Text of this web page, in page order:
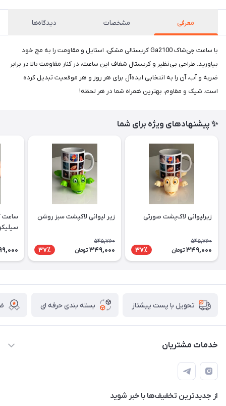
معرفی مشخصات دیدگاه‌ها
با ساعت جی‌شاک Ga2100 کریستالی مشکی، استایل و مقاومت را به مچ خود
بیاورید. طراحی بی‌نظیر و کریستال شفاف این ساعت، در کنار مقاومت بالا در برابر
ضربه و آب، آن را به انتخابی ایده‌آل برای هر روز و هر موقعیت تبدیل کرده
است. شیک و مقاوم، بهترین همراه شما در هر لحظه!
✨ پیشنهادهای ویژه برای شما
زیرلیوانی لاک‌پشت صورتی
545,760
349,000 تومان 37٪
زیر لیوانی لاکپشت سبز روشن
545,760
349,000 تومان 37٪
ساعت
تحویل با پست پیشتاز بسته بندی حرفه ای
خدمات مشتریان
قوانین
تماس با ما
سوالات متداول و پر تکرار
از جدید‌ترین تخفیف‌ها با‌ خبر شوید